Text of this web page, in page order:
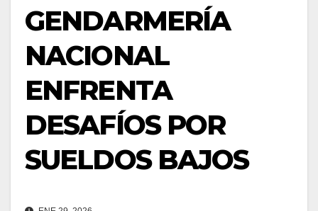
GENDARMERÍA
NACIONAL
ENFRENTA
DESAFÍOS POR
SUELDOS BAJOS